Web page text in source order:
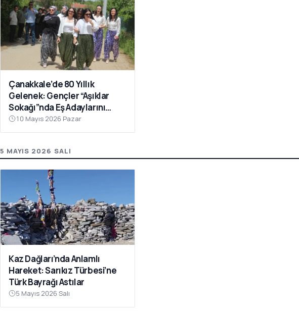
Çanakkale’de 80 Yıllık
Gelenek: Gençler “Aşıklar
Sokağı”nda Eş Adaylarını
Aradı
10 Mayıs 2026 Pazar
5 MAYIS 2026 SALI
Kaz Dağları’nda Anlamlı
Hareket: Sarıkız Türbesi’ne
Türk Bayrağı Astılar
5 Mayıs 2026 Salı